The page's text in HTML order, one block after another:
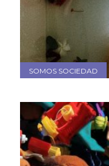
SOMOS SOCIEDAD